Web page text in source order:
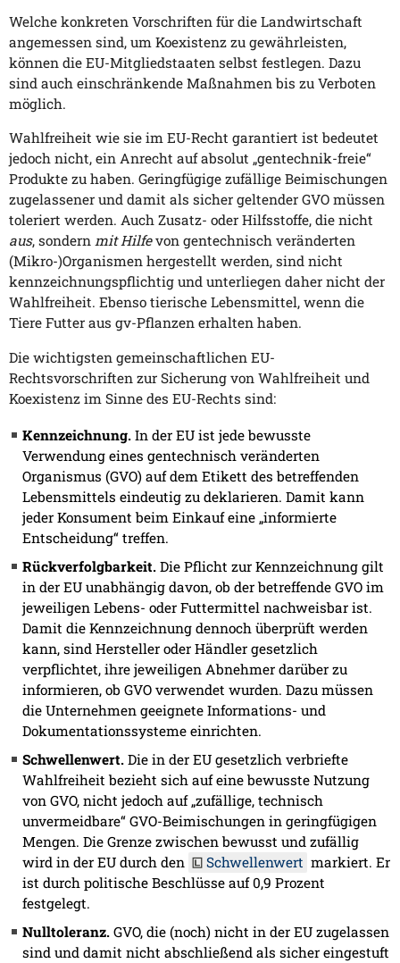
Welche konkreten Vorschriften für die Landwirtschaft
angemessen sind, um Koexistenz zu gewährleisten,
können die EU-Mitgliedstaaten selbst festlegen. Dazu
sind auch einschränkende Maßnahmen bis zu Verboten
möglich.
Wahlfreiheit wie sie im EU-Recht garantiert ist bedeutet
jedoch nicht, ein Anrecht auf absolut „gentechnik-freie“
Produkte zu haben. Geringfügige zufällige Beimischungen
zugelassener und damit als sicher geltender GVO müssen
toleriert werden. Auch Zusatz- oder Hilfsstoffe, die nicht
aus, sondern mit Hilfevon gentechnisch veränderten
(Mikro-)Organismen hergestellt werden, sind nicht
kennzeichnungspflichtig und unterliegen daher nicht der
Wahlfreiheit. Ebenso tierische Lebensmittel, wenn die
Tiere Futter aus gv-Pflanzen erhalten haben.
Die wichtigsten gemeinschaftlichen EU-
Rechtsvorschriften zur Sicherung von Wahlfreiheit und
Koexistenz im Sinne des EU-Rechts sind:
Kennzeichnung. In der EU ist jede bewusste
Verwendung eines gentechnisch veränderten
Organismus (GVO) auf dem Etikett des betreffenden
Lebensmittels eindeutig zu deklarieren. Damit kann
jeder Konsument beim Einkauf eine „informierte
Entscheidung“ treffen.
Rückverfolgbarkeit. Die Pflicht zur Kennzeichnung gilt
in der EU unabhängig davon, ob der betreffende GVO im
jeweiligen Lebens- oder Futtermittel nachweisbar ist.
Damit die Kennzeichnung dennoch überprüft werden
kann, sind Hersteller oder Händler gesetzlich
verpflichtet, ihre jeweiligen Abnehmer darüber zu
informieren, ob GVO verwendet wurden. Dazu müssen
die Unternehmen geeignete Informations- und
Dokumentationssysteme einrichten.
Schwellenwert. Die in der EU gesetzlich verbriefte
Wahlfreiheit bezieht sich auf eine bewusste Nutzung
von GVO, nicht jedoch auf „zufällige, technisch
unvermeidbare“ GVO-Beimischungen in geringfügigen
Mengen. Die Grenze zwischen bewusst und zufällig
wird in der EU durch den
Schwellenwert markiert. Er
ist durch politische Beschlüsse auf 0,9 Prozent
festgelegt.
Nulltoleranz. GVO, die (noch) nicht in der EU zugelassen
sind und damit nicht abschließend als sicher eingestuft